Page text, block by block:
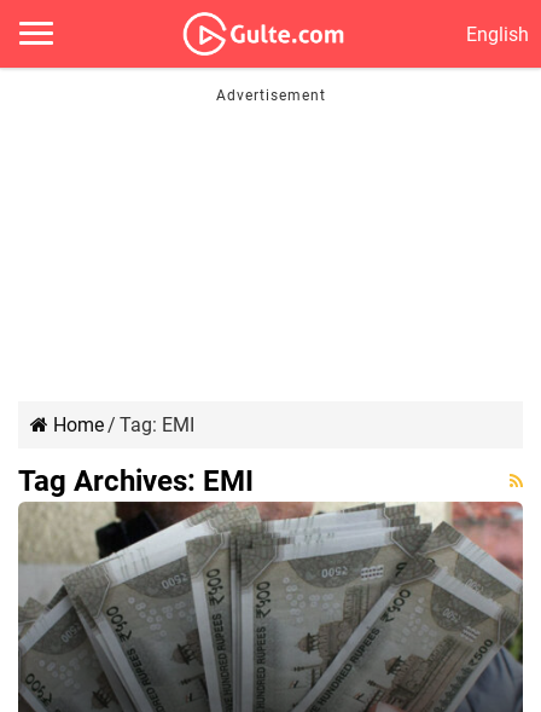
English
Home/ Tag: EMI
Tag Archives: EMI